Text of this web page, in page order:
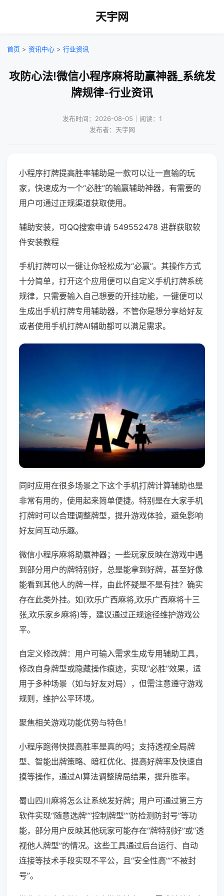
天宇网
首页 > 资讯中心 > 行业资讯
攻防心法!微信小程序麻将助赢神器_系统发
牌规律-行业资讯
发布时间：2026-08-05｜阅读：1
发布者：天宇网
小程序打牌提高胜率辅助是一款可以让一直输的玩
家，快速成为一个“必胜”的输赢辅助神器，有需要的
用户可通过正规渠道获取使用。
辅助安装，可QQ搜索申请 549552478 进群获取软
件安装教程
手机打牌可以一键让你轻松成为“必赢”。其操作方式
十分简单，打开这个应用便可以自定义手机打牌系统
规律，只需要输入自己想要的开挂功能，一键便可以
生成出手机打牌专用辅助器，不管你是想分享给好友
或者使用手机打牌AI辅助都可以满足需求。
同时应用在很多场景之下这个手机打牌计算辅助也是
非常有用的，使用起来简单便捷。特别是在大家手机
打牌时可以合理调整牌型，提升游戏体验，避免影响
好友间互动乐趣。
微信小程序麻将助赢神器；一些玩家反映在游戏中遇
到部分用户的牌特别好，总是能拿到好牌，甚至好像
能看到其他人的牌一样，由此怀疑是不是有挂？确实
存在此类外挂。如(欢乐广西麻将,欢乐广西麻将十三
张,欢乐家乡麻将)等，建议通过正规途径维护游戏公
平。
自定义修改牌：用户可输入需求生成专用辅助工具，
修改自身牌型或隐藏操作痕迹，实现“必胜”效果，适
用于多种场景（如与好友对局），但需注意遵守游戏
规则，维护公平环境。
聚焦相关游戏功能优势与特色！
小程序跑得快提高胜率是真的吗；支持透视全局牌
型、智能出牌策略、暗杠优化、提高好牌率及快速自
摸等操作，通过AI算法调整牌局结果，提升胜率。
蜀山四川麻将怎么让系统发好牌；用户可通过第三方
软件实现“随意选牌”“控制牌型”“防检测防封号”等功
能，部分用户反映其他玩家可能存在“牌特别好”或“透
视他人牌型”的情况。这些工具通过后台运行、自动
连接等技术手段实现不平公，且“安全性高”“不被封
号”。